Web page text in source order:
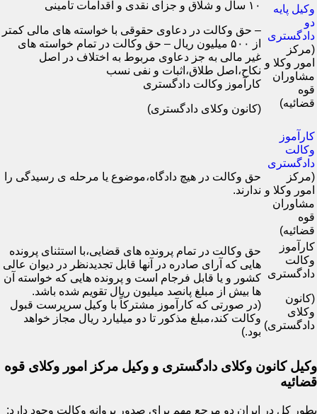
وکیل پایه
دو
دادگستری
(مرکز
امور وکلا و
مشاوران
قوه
قضائیه)
۱۰ سال و شلاق و جزای نقدی و اقدامات تامینی
– حق وکالت در دعاوی حقوقی با خواسته های مالی کمتر
از ۵۰۰ میلیون ریال – حق وکالت در تمام خواسته های
غیر مالی به جز دعاوی مربوط به اختلاف در اصل
نکاح،اصل طلاق،اثبات و نفی نسب
کارآموز وکالت دادگستری
(کانون وکلای دادگستری)
کارآموز
وکالت
دادگستری
(مرکز
امور وکلا و
مشاوران
قوه
قضائیه)
حق وکالت در هیچ دادگاه،موضوع یا مرحله ی رسیدگی را
ندارند.
کارآموز
وکالت
دادگستری
(کانون
وکلای
دادگستری)
حق وکالت در تمام پرونده های قضایی،با استثنای پرونده
هایی که آرای صادره در آنها قابل تجدیدنظر در دیوان عالی
کشور و یا قابل فرجام است و پرونده هایی که خواسته آن
ها بیش از مبلغ پانصد میلیون ریال تقویم شده باشد.
(در صورتی که کارآموز مشترکاً با وکیل سرپرست قبول
وکالت کند،مبلغ مذکور تا دو میلیارد ریال مجاز خواهد
بود.)
وکیل کانون وکلای دادگستری و وکیل مرکز امور وکلای قوه
قضائیه
بطور کل در ایران دو مرجع مهم برای صدور پروانه وکالت وجود دارد: